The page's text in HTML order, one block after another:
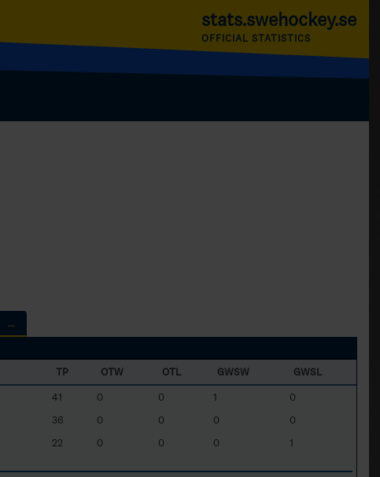
stats.swehockey.se
OFFICIAL STATISTICS
...
TP OTW OTL GWSW
GWSL
41 0 0 1
0
36 0 0 0
0
22 0 0 0 1